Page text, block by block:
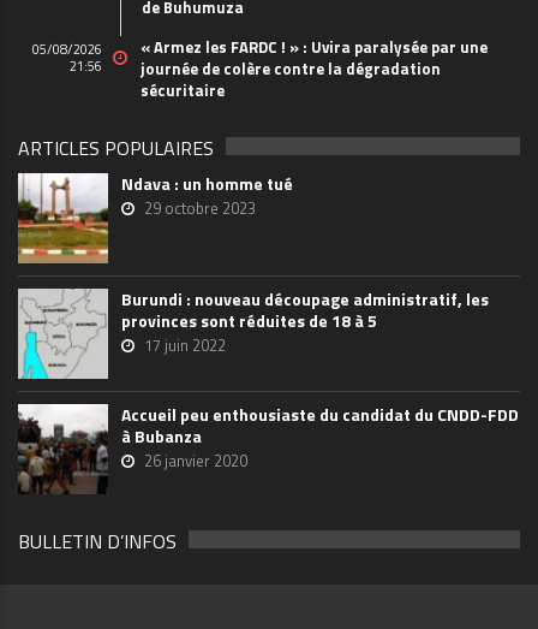
de Buhumuza
05/08/2026
21:56
« Armez les FARDC ! » : Uvira paralysée par une
journée de colère contre la dégradation
sécuritaire
ARTICLES POPULAIRES
Ndava : un homme tué
29 octobre 2023
Burundi : nouveau découpage administratif, les
provinces sont réduites de 18 à 5
17 juin 2022
Accueil peu enthousiaste du candidat du CNDD-FDD
à Bubanza
26 janvier 2020
BULLETIN D’INFOS